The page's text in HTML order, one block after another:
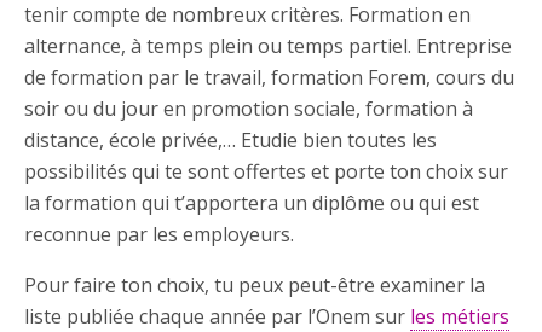
tenir compte de nombreux critères. Formation en
alternance, à temps plein ou temps partiel. Entreprise
de formation par le travail, formation Forem, cours du
soir ou du jour en promotion sociale, formation à
distance, école privée,… Etudie bien toutes les
possibilités qui te sont offertes et porte ton choix sur
la formation qui t’apportera un diplôme ou qui est
reconnue par les employeurs.
Pour faire ton choix, tu peux peut-être examiner la
liste publiée chaque année par l’Onem sur les métiers